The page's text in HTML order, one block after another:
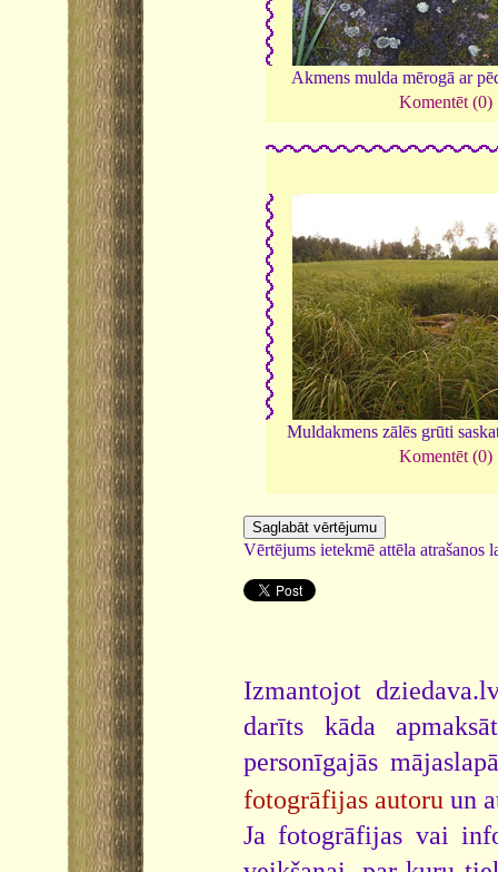
Akmens mulda mērogā ar
Komentēt (0)
Muldakmens zālēs grūti
Komentēt (0)
Vērtējums ietekmē attēla atrašanos
Izmantojot
darīts kāda
personīgajās
fotogrāfijas autoru un
Ja fotogrāfijas vai